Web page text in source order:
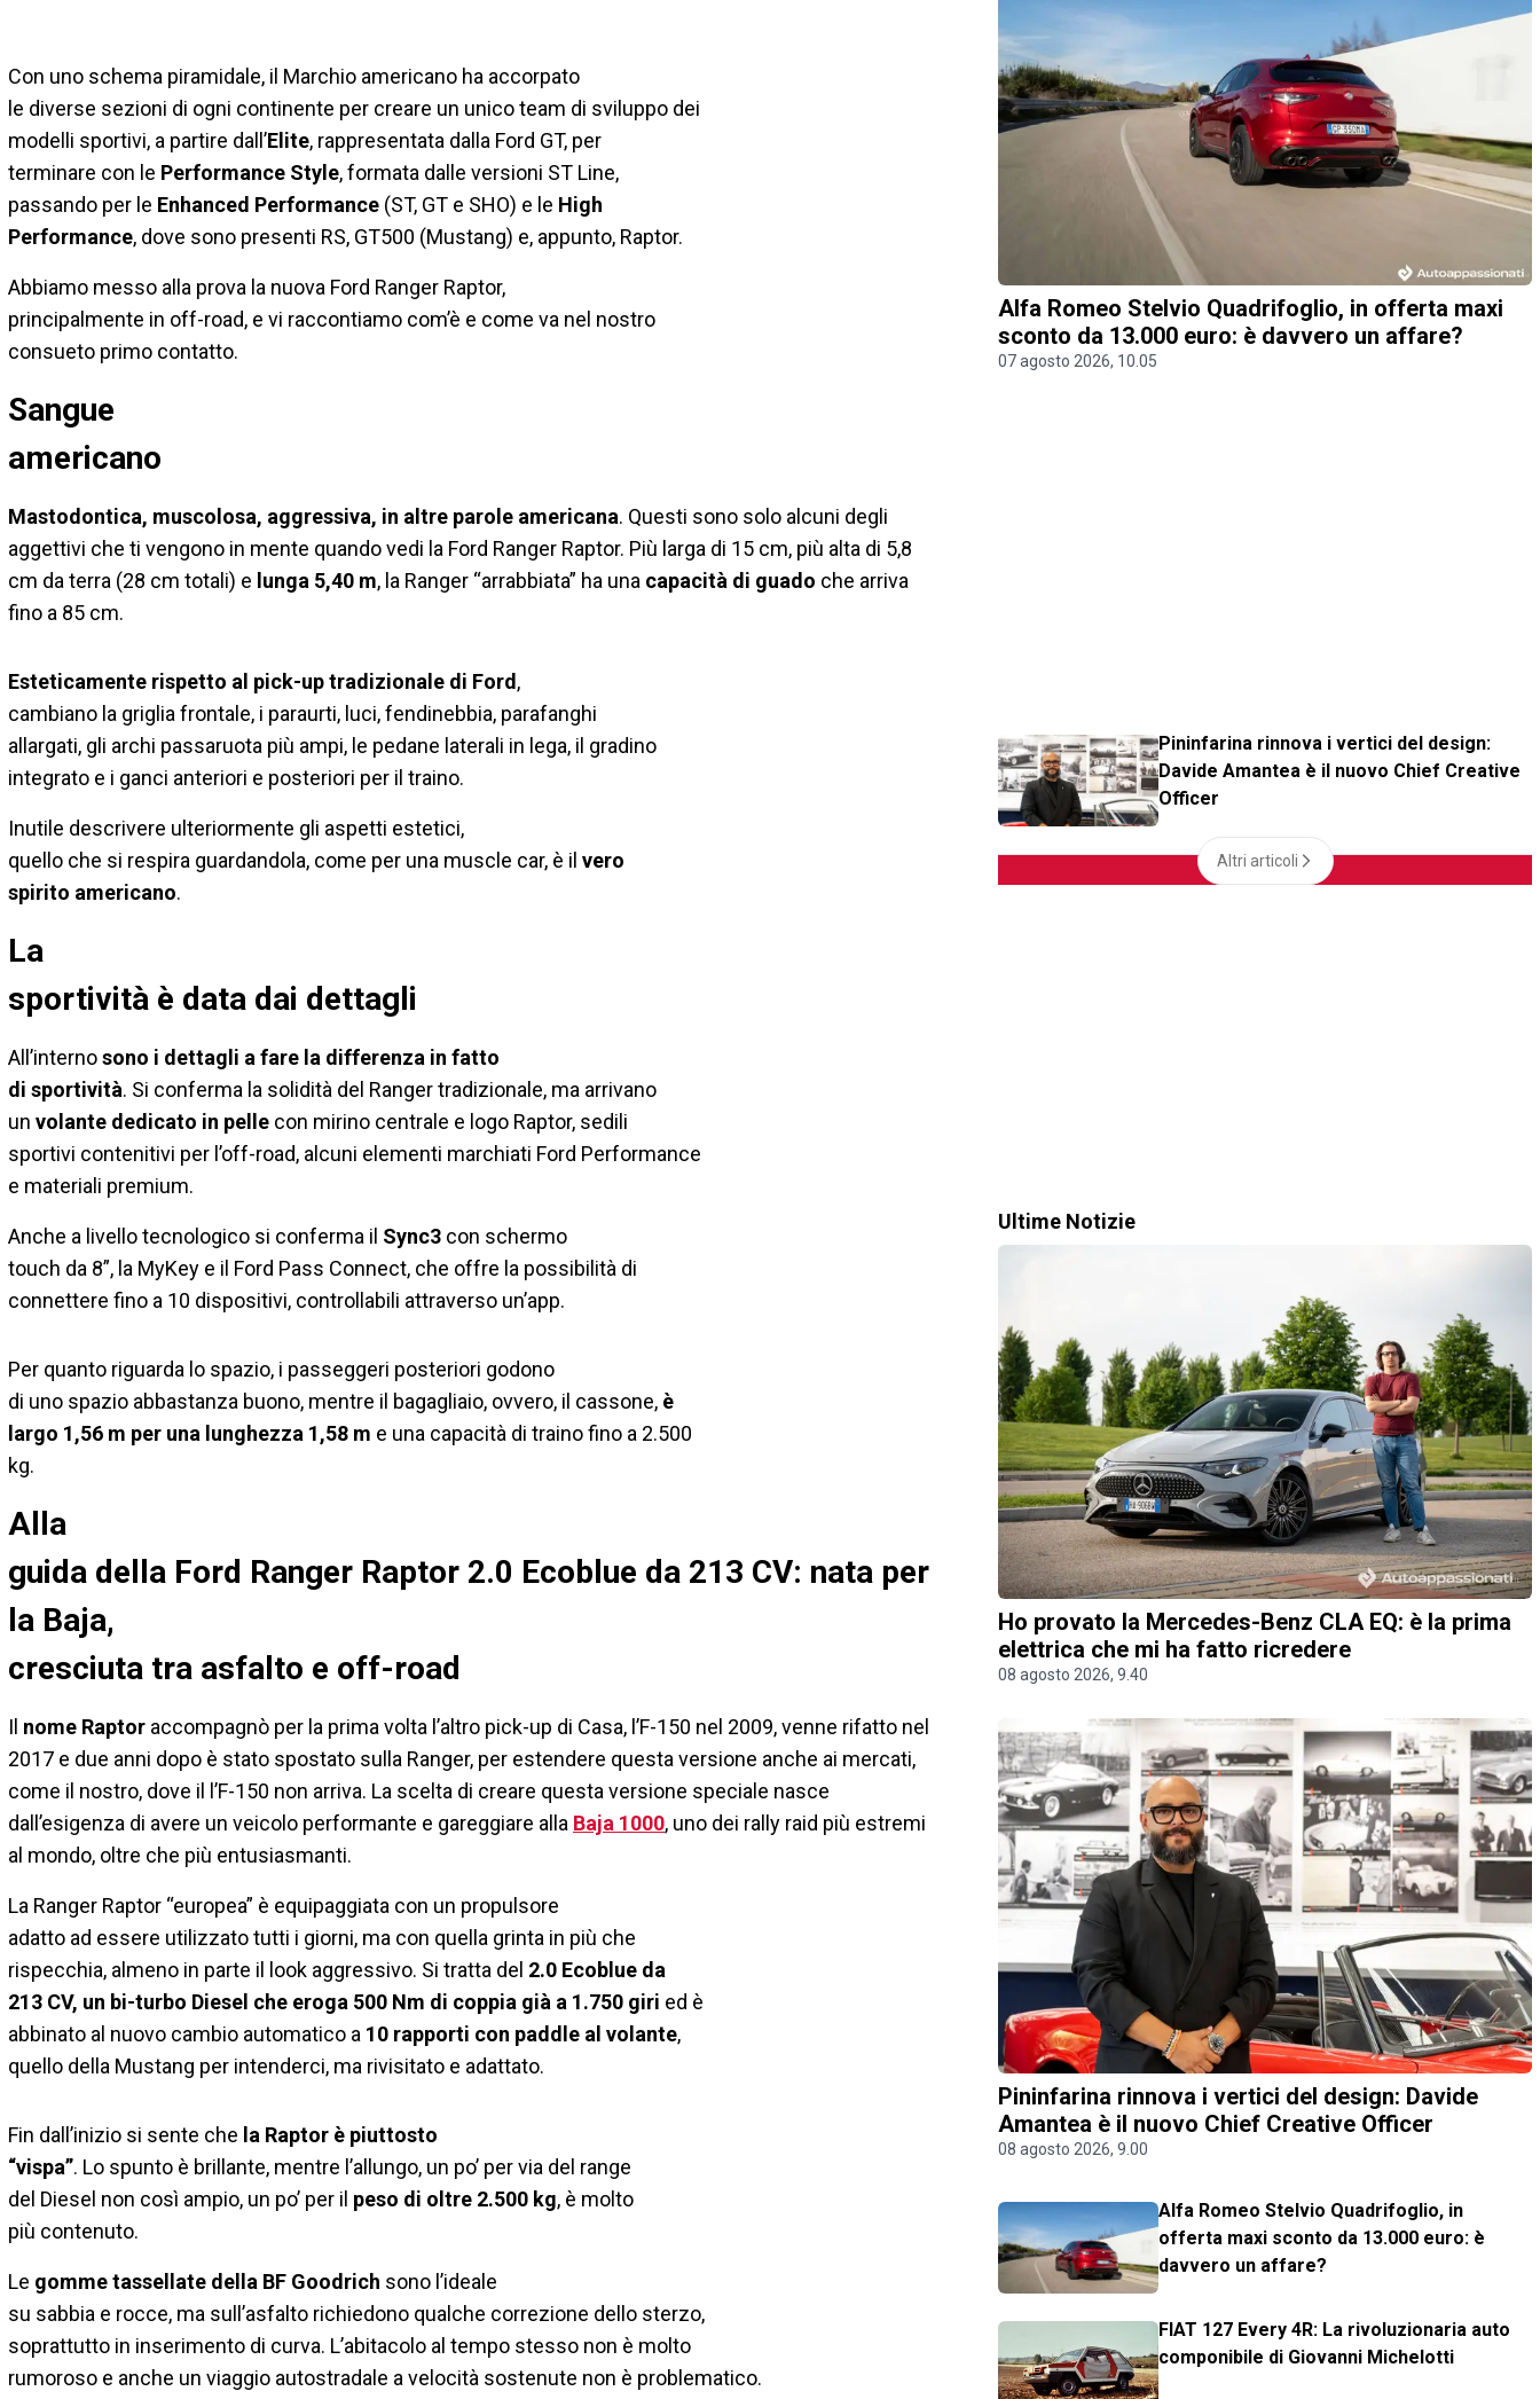
Con uno schema piramidale, il Marchio americano ha accorpato
le diverse sezioni di ogni continente per creare un unico team di sviluppo dei
modelli sportivi, a partire dall’Elite, rappresentata dalla Ford GT, per
terminare con le Performance Style, formata dalle versioni ST Line,
passando per le Enhanced Performance (ST, GT e SHO) e le High
Performance, dove sono presenti RS, GT500 (Mustang) e, appunto, Raptor.
Abbiamo messo alla prova la nuova Ford Ranger Raptor,
principalmente in off-road, e vi raccontiamo com’è e come va nel nostro
consueto primo contatto.
Sangue
americano
Mastodontica, muscolosa, aggressiva, in altre parole americana. Questi sono solo alcuni degli
aggettivi che ti vengono in mente quando vedi la Ford Ranger Raptor. Più larga di 15 cm, più alta di 5,8
cm da terra (28 cm totali) e lunga 5,40 m, la Ranger “arrabbiata” ha una capacità di guado che arriva
fino a 85 cm.
Esteticamente rispetto al pick-up tradizionale di Ford ,
cambiano la griglia frontale, i paraurti, luci, fendinebbia, parafanghi
allargati, gli archi passaruota più ampi, le pedane laterali in lega, il gradino
integrato e i ganci anteriori e posteriori per il traino.
Inutile descrivere ulteriormente gli aspetti estetici,
quello che si respira guardandola, come per una muscle car, è il vero
spirito americano.
La
sportività è data dai dettagli
All’internosono i dettagli a fare la differenza in fatto
di sportività. Si conferma la solidità del Ranger tradizionale, ma arrivano
un volante dedicato in pelle con mirino centrale e logo Raptor, sedili
sportivi contenitivi per l’off-road, alcuni elementi marchiati Ford Performance
e materiali premium.
Anche a livello tecnologico si conferma il Sync3 con schermo
touch da 8”, la MyKey e il Ford Pass Connect, che offre la possibilità di
connettere fino a 10 dispositivi, controllabili attraverso un’app.
Per quanto riguarda lo spazio, i passeggeri posteriori godono
di uno spazio abbastanza buono, mentre il bagagliaio, ovvero, il cassone, è
largo 1,56 m per una lunghezza 1,58 m e una capacità di traino fino a 2.500
kg.
Alla
guida della Ford Ranger Raptor 2.0 Ecoblue da 213 CV: nata per
la Baja,
cresciuta tra asfalto e off-road
Il nome Raptor accompagnò per la prima volta l’altro pick-up di Casa, l’F-150 nel 2009, venne rifatto nel
2017 e due anni dopo è stato spostato sulla Ranger, per estendere questa versione anche ai mercati,
come il nostro, dove il l’F-150 non arriva. La scelta di creare questa versione speciale nasce
dall’esigenza di avere un veicolo performante e gareggiare alla Baja 1000, uno dei rally raid più estremi
al mondo, oltre che più entusiasmanti.
La Ranger Raptor “europea” è equipaggiata con un propulsore
adatto ad essere utilizzato tutti i giorni, ma con quella grinta in più che
rispecchia, almeno in parte il look aggressivo. Si tratta del 2.0 Ecoblue da
213 CV, un bi-turbo Diesel che eroga 500 Nm di coppia già a 1.750 giri ed è
abbinato al nuovo cambio automatico a 10 rapporti con paddle al volante,
quello della Mustang per intenderci, ma rivisitato e adattato.
Fin dall’inizio si sente che la Raptor è piuttosto
“vispa”. Lo spunto è brillante, mentre l’allungo, un po’ per via del range
del Diesel non così ampio, un po’ per il peso di oltre 2.500 kg, è molto
più contenuto.
Le gomme tassellate della BF Goodrich sono l’ideale
su sabbia e rocce, ma sull’asfalto richiedono qualche correzione dello sterzo,
soprattutto in inserimento di curva. L’abitacolo al tempo stesso non è molto
rumoroso e anche un viaggio autostradale a velocità sostenute non è problematico.
Alfa Romeo Stelvio Quadrifoglio, in offerta maxi
sconto da 13.000 euro: è davvero un affare?
07 agosto 2026, 10.05
Pininfarina rinnova i vertici del design:
Davide Amantea è il nuovo Chief Creative
Officer
Altri articoli
Ultime Notizie
Ho provato la Mercedes-Benz CLA EQ: è la prima
elettrica che mi ha fatto ricredere
08 agosto 2026, 9.40
Pininfarina rinnova i vertici del design: Davide
Amantea è il nuovo Chief Creative Officer
08 agosto 2026, 9.00
Alfa Romeo Stelvio Quadrifoglio, in
offerta maxi sconto da 13.000 euro: è
davvero un affare?
FIAT 127 Every 4R: La rivoluzionaria auto
componibile di Giovanni Michelotti